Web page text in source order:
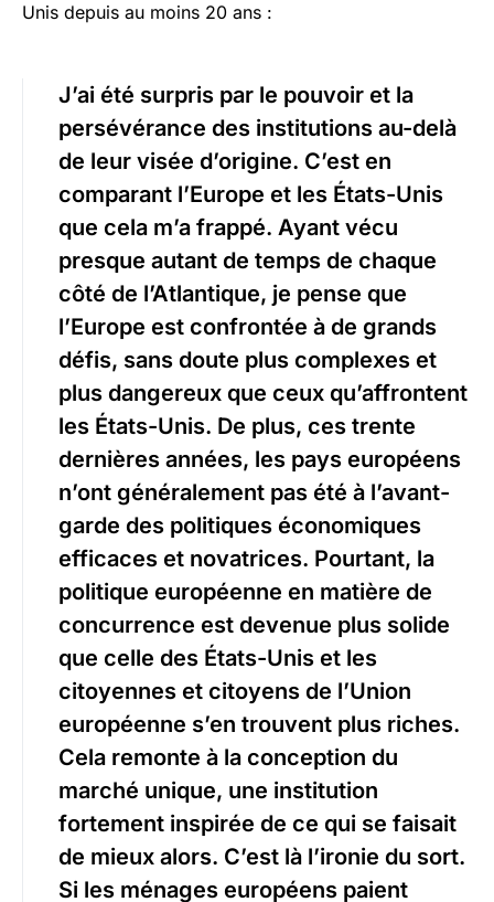
Unis depuis au moins 20 ans :
J’ai été surpris par le pouvoir et la
persévérance des institutions au-delà
de leur visée d’origine. C’est en
comparant l’Europe et les États-Unis
que cela m’a frappé. Ayant vécu
presque autant de temps de chaque
côté de l’Atlantique, je pense que
l’Europe est confrontée à de grands
défis, sans doute plus complexes et
plus dangereux que ceux qu’affrontent
les États-Unis. De plus, ces trente
dernières années, les pays européens
n’ont généralement pas été à l’avant-
garde des politiques économiques
efficaces et novatrices. Pourtant, la
politique européenne en matière de
concurrence est devenue plus solide
que celle des États-Unis et les
citoyennes et citoyens de l’Union
européenne s’en trouvent plus riches.
Cela remonte à la conception du
marché unique, une institution
fortement inspirée de ce qui se faisait
de mieux alors. C’est là l’ironie du sort.
Si les ménages européens paient